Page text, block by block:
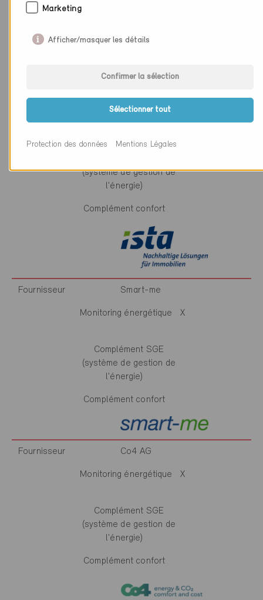
Fournisseur ista swiss ag
Monitoring énergétique X
(système de gestion de
l'énergie)
Complément confort
Fournisseur Smart-me
Monitoring énergétique X
Complément SGE
(système de gestion de
l'énergie)
Complément confort
Fournisseur Co4 AG
Monitoring énergétique X
Complément SGE
(système de gestion de
l'énergie)
Complément confort
Marketing
Afficher/masquer les détails
Confirmer la sélection
Sélectionner tout
Protection des données Mentions Légales